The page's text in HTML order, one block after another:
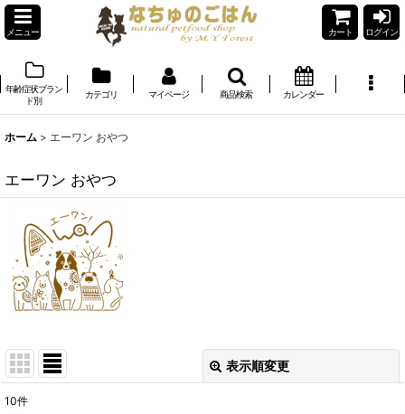
メニュー カート ログイン
年齢症状ブラン
ド別
カテゴリ マイページ 商品検索 カレンダー
ホーム > エーワン おやつ
エーワン おやつ
表示順変更
10件